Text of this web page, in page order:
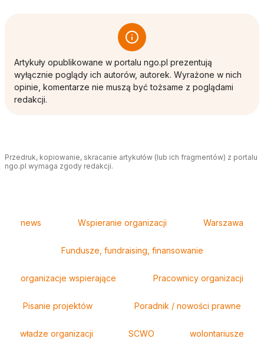
Artykuły opublikowane w portalu ngo.pl prezentują
wyłącznie poglądy ich autorów, autorek. Wyrażone w nich
opinie, komentarze nie muszą być tożsame z poglądami
redakcji.
Przedruk, kopiowanie, skracanie artykułów (lub ich fragmentów) z portalu
ngo.pl wymaga zgody redakcji.
news Wspieranie organizacji Warszawa
Fundusze, fundraising, finansowanie
organizacje wspierające Pracownicy organizacji
Pisanie projektów Poradnik / nowości prawne
władze organizacji SCWO wolontariusze